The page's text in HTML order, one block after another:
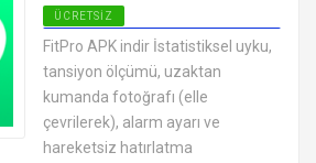
ÜCRETSIZ
ANDROID SAĞLIK VE FITNESS
UYGULAMALARI APK
FitPro APK indir İstatistiksel uyku,
tansiyon ölçümü, uzaktan
kumanda fotoğrafı (elle
çevrilerek), alarm ayarı ve
hareketsiz hatırlatma